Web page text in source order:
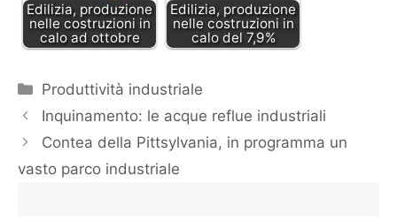
Edilizia, produzione
nelle costruzioni in
calo ad ottobre
Edilizia, produzione
nelle costruzioni in
calo del 7,9%
Categorie
Produttività industriale
Inquinamento: le acque reflue industriali
Contea della Pittsylvania, in programma un
vasto parco industriale